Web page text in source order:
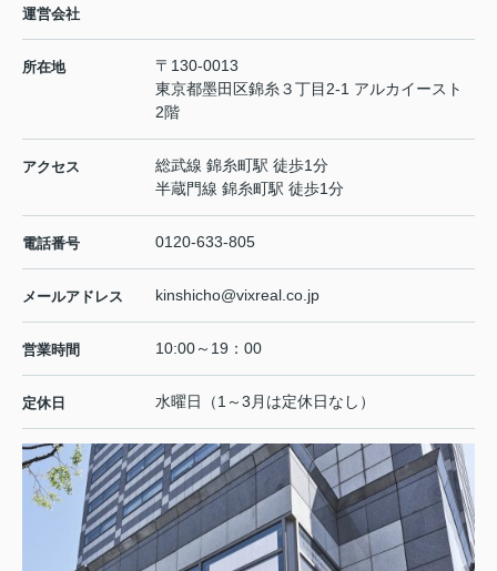
運営会社
所在地
〒130-0013
東京都墨田区錦糸３丁目2-1 アルカイースト
2階
アクセス
総武線 錦糸町駅 徒歩1分
半蔵門線 錦糸町駅 徒歩1分
電話番号 0120-633-805
メールアドレス kinshicho@vixreal.co.jp
営業時間 10:00～19：00
定休日 水曜日（1～3月は定休日なし）